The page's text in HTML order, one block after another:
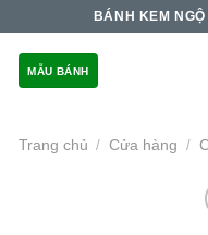
content
BÁNH KEM
MẪU BÁNH
Trang chủ / Cửa hàng /